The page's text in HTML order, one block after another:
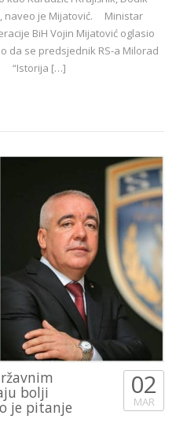
naveo je Mijatović. Ministar
BiH Vojin Mijatović oglasio
da se predsjednik RS-a Milorad
“Istorija […]
bolji
je pitanje
02
MAR